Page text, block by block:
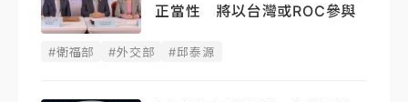
正當性 將以台灣或ROC參與
#衛福部 #外交部 #邱泰源